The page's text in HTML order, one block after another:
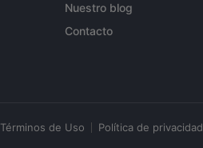
Nuestro blog
Contacto
Términos de Uso Política de privacidad